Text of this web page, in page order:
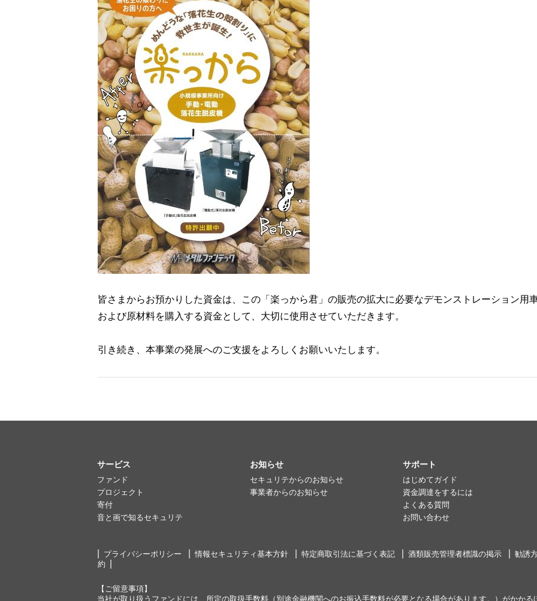
皆さまからお預かりした資金は、この「楽っから君」の販売の拡大に必要なデモンストレーション用
および原材料を購入する資金として、大切に使用させていただきます。
引き続き、本事業の発展へのご支援をよろしくお願いいたします。
サービス
ファンド
プロジェクト
寄付
音と画で知るセキュリテ
お知らせ
セキュリテからのお知らせ
事業者からのお知らせ
サポート
はじめてガイド
資金調達をするには
よくある質問
お問い合わせ
プライバシーポリシー 情報セキュリティ基本方針 特定商取引法に基づく表記 酒類販売管理者標識の掲示
勧誘
約
【ご留意事項】
当社が取り扱うファンドには、所定の取扱手数料（別途金融機関へのお振込手数料が必要となる場合があります。）がかか